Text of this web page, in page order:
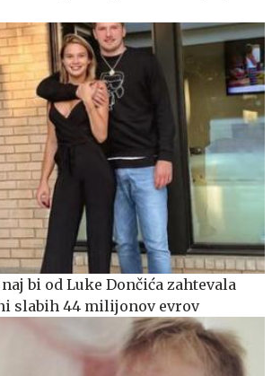
bi od Luke Dončića zahtevala
slabih 44 milijonov evrov